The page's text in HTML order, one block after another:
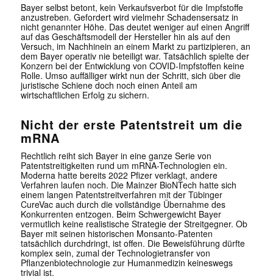
Bayer selbst betont, kein Verkaufsverbot für die Impfstoffe
anzustreben. Gefordert wird vielmehr Schadensersatz in
nicht genannter Höhe. Das deutet weniger auf einen Angriff
auf das Geschäftsmodell der Hersteller hin als auf den
Versuch, im Nachhinein an einem Markt zu partizipieren, an
dem Bayer operativ nie beteiligt war. Tatsächlich spielte der
Konzern bei der Entwicklung von COVID-Impfstoffen keine
Rolle. Umso auffälliger wirkt nun der Schritt, sich über die
juristische Schiene doch noch einen Anteil am
wirtschaftlichen Erfolg zu sichern.
Nicht der erste Patentstreit um die
mRNA
Rechtlich reiht sich Bayer in eine ganze Serie von
Patentstreitigkeiten rund um mRNA-Technologien ein.
Moderna hatte bereits 2022 Pfizer verklagt, andere
Verfahren laufen noch. Die Mainzer BioNTech hatte sich
einem langen Patentstreitverfahren mit der Tübinger
CureVac auch durch die vollständige Übernahme des
Konkurrenten entzogen. Beim Schwergewicht Bayer
vermutlich keine realistische Strategie der Streitgegner. Ob
Bayer mit seinen historischen Monsanto-Patenten
tatsächlich durchdringt, ist offen. Die Beweisführung dürfte
komplex sein, zumal der Technologietransfer von
Pflanzenbiotechnologie zur Humanmedizin keineswegs
trivial ist.